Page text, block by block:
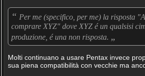
“ Per me (specifico, per me) la risposta
comprare XYZ" dove XYZ é un qualsisi
produzione, é una non risposta. „
Molti continuano a usare Pentax invece
sua piena compatibilità con vecchie ma